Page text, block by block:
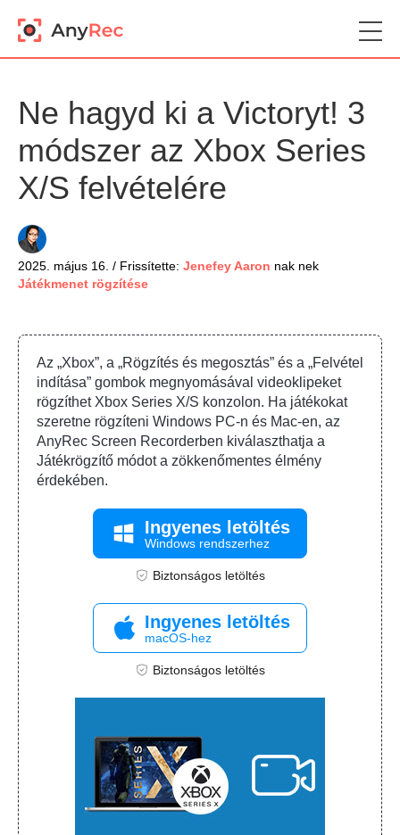
Ne hagyd ki a Victoryt! 3
módszer az Xbox Series
X/S felvételére
2025. május 16. / Frissítette: Jenefey Aaron nak nek
Játékmenet rögzítése
Az „Xbox”, a „Rögzítés és megosztás” és a „Felvétel
indítása” gombok megnyomásával videoklipeket
rögzíthet Xbox Series X/S konzolon. Ha játékokat
szeretne rögzíteni Windows PC-n és Mac-en, az
AnyRec Screen Recorderben kiválaszthatja a
Játékrögzítő módot a zökkenőmentes élmény
érdekében.
Ingyenes letöltés
Windows rendszerhez
Biztonságos letöltés
Ingyenes letöltés
macOS-hez
Biztonságos letöltés